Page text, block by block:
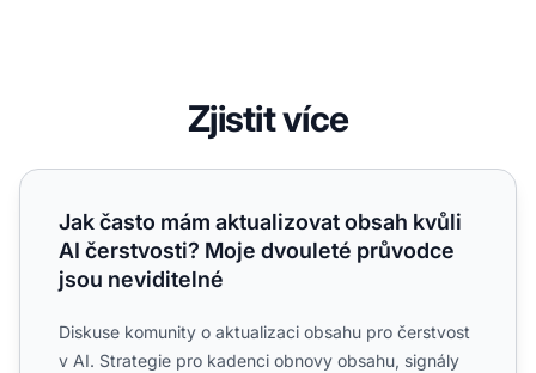
Zjistit více
Jak často mám aktualizovat obsah kvůli AI čerstvosti?
Jak často mám aktualizovat obsah kvůli
AI čerstvosti? Moje dvouleté průvodce
jsou neviditelné
Diskuse komunity o aktualizaci obsahu pro čerstvost
v AI. Strategie pro kadenci obnovy obsahu, signály